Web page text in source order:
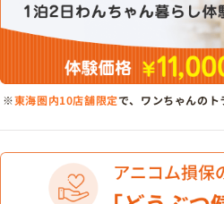
※東海圏内10店舗限定で、ワンちゃんのト